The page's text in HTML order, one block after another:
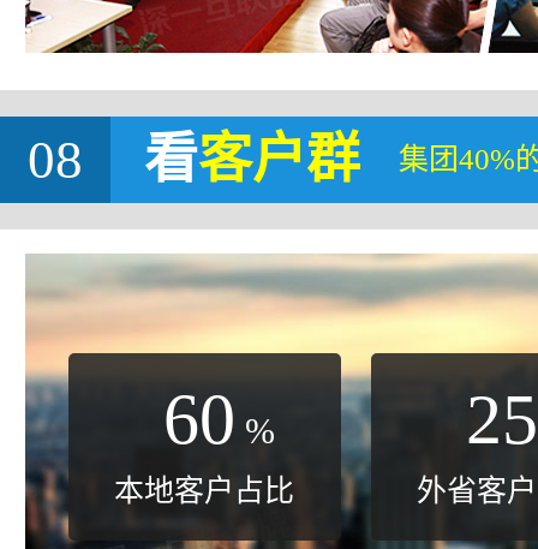
08 看客户群 集团40%
60 %
本地客户占比
25
外省客